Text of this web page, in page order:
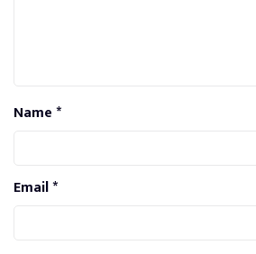
Name*
Email*